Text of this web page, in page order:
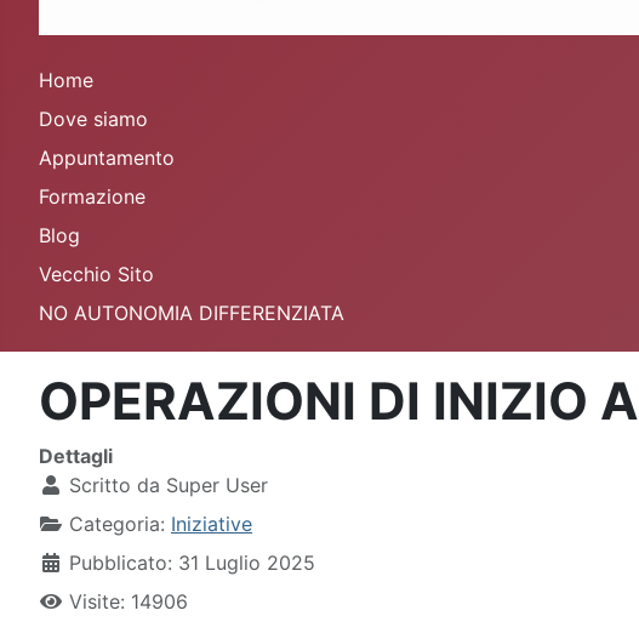
Home
Dove siamo
Appuntamento
Formazione
Blog
Vecchio Sito
NO AUTONOMIA DIFFERENZIATA
OPERAZIONI DI INIZIO
Dettagli
Scritto da Super User
Categoria: Iniziative
Pubblicato: 31 Luglio 2025
Visite: 14906